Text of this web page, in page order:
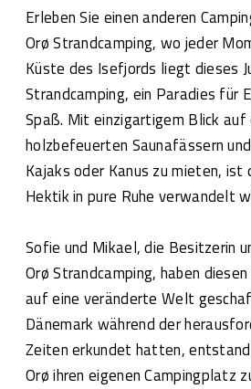
Erleben Sie einen anderen
Orø Strandcamping, wo jeder
Küste des Isefjords liegt dieses
Strandcamping, ein Paradies für
Spaß. Mit einzigartigem Blick auf
holzbefeuerten Saunafässern
Kajaks oder Kanus zu mieten, ist
Hektik in pure Ruhe verwandelt
Sofie und Mikael, die Besitzerin
Orø Strandcamping, haben
auf eine veränderte Welt
Dänemark während der
Zeiten erkundet hatten,
Orø ihren eigenen Campingplatz